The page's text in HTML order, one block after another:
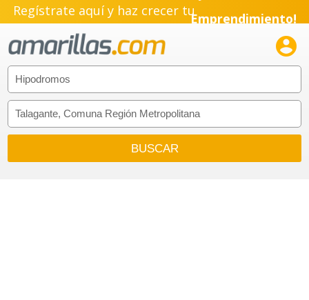
Regístrate aquí y haz crecer tuEmprendimiento!
